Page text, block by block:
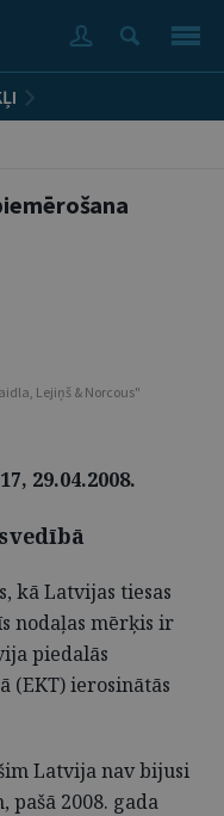
Lejiņš & Norcous"
29.04.2008.
kā Latvijas tiesas
nodaļas mērķis ir
piedalās
(EKT) ierosinātās
Latvija nav bijusi
pašā 2008. gada